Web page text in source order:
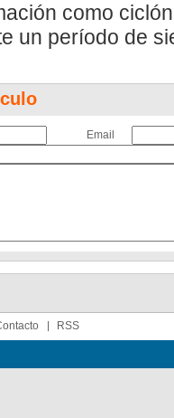
como
un período de
Email
RSS